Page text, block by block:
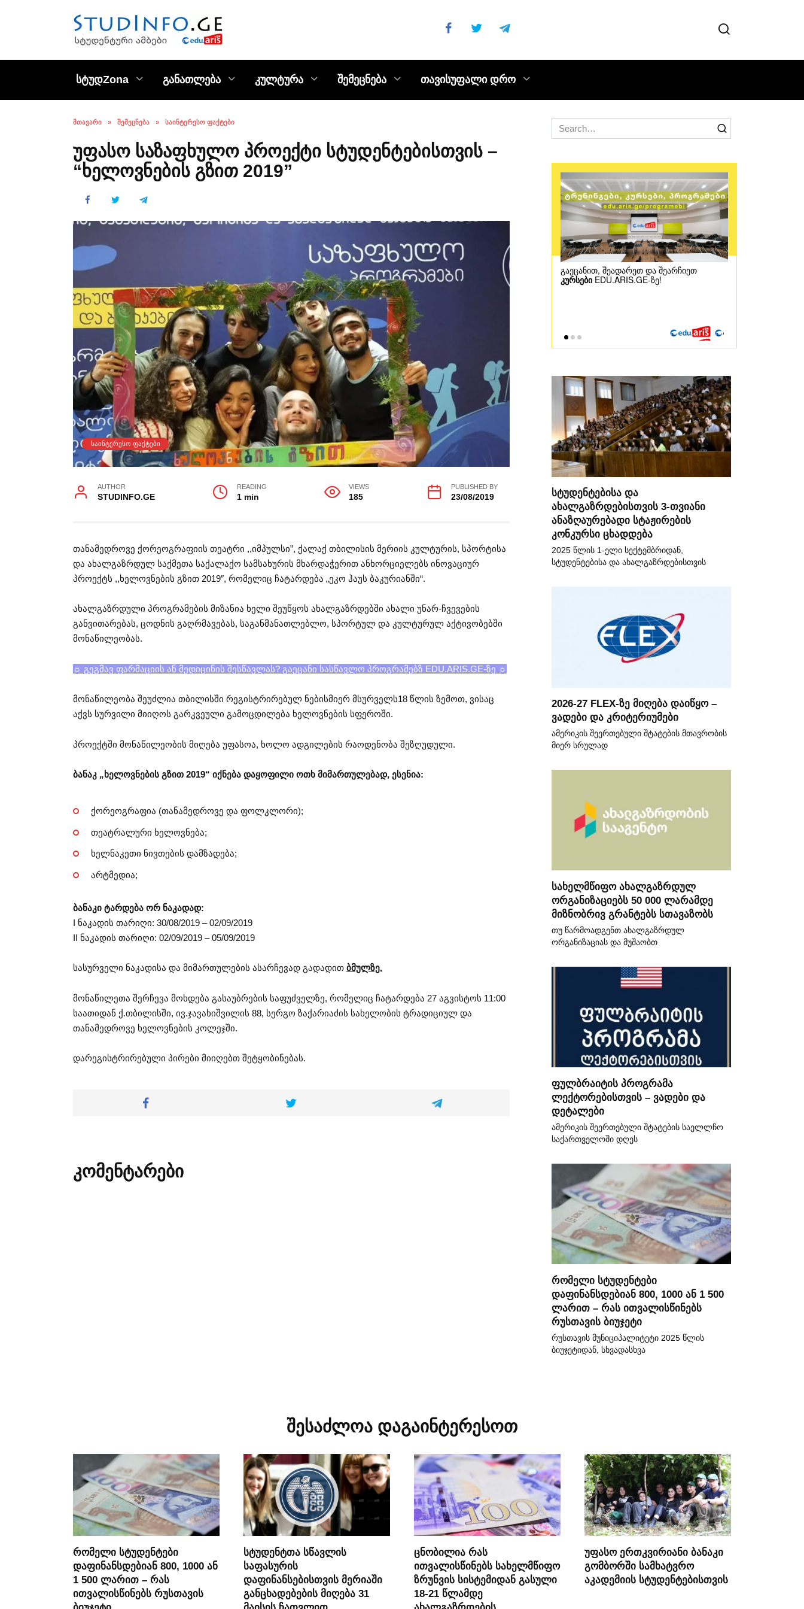
სტუდZona განათლება კულტურა შემეცნება თავისუფალი დრო
ᲛᲗᲐᲕᲐᲠᲘ » ᲨᲔᲛᲔᲪᲜᲔᲑᲐ » ᲡᲐᲘᲜᲢᲔᲠᲔᲡᲝ ᲤᲐᲥᲢᲔᲑᲘ
უფასო საზაფხულო პროექტი სტუდენტებისთვის –
“ხელოვნების გზით 2019”
ᲡᲐᲘᲜᲢᲔᲠᲔᲡᲝ ᲤᲐᲥᲢᲔᲑᲘ
AUTHOR
STUDINFO.GE
READING
1 min
VIEWS
185
PUBLISHED BY
23/08/2019
თანამედროვე ქორეოგრაფიის თეატრი ,,იმპულსი”, ქალაქ თბილისის მერიის კულტურის, სპორტისა
და ახალგაზრდულ საქმეთა საქალაქო სამსახურის მხარდაჭერით ანხორციელებს ინოვაციურ
პროექტს ,,ხელოვნების გზით 2019″, რომელიც ჩატარდება „ეკო ჰაუს ბაკურიანში“.
ახალგაზრდული პროგრამების მიზანია ხელი შეუწყოს ახალგაზრდებში ახალი უნარ-ჩვევების
განვითარებას, ცოდნის გაღრმავებას, საგანმანათლებლო, სპორტულ და კულტურულ აქტივობებში
მონაწილეობას.
☼ გეგმავ ფარმაციის ან მედიცინის შესწავლას? გაეცანი სასწავლო პროგრამებზ EDU.ARIS.GE-ზე ☼
მონაწილეობა შეუძლია თბილისში რეგისტრირებულ ნებისმიერ მსურველს18 წლის ზემოთ, ვისაც
აქვს სურვილი მიიღოს გარკვეული გამოცდილება ხელოვნების სფეროში.
პროექტში მონაწილეობის მიღება უფასოა, ხოლო ადგილების რაოდენობა შეზღუდული.
ბანაკ „ხელოვნების გზით 2019“ იქნება დაყოფილი ოთხ მიმართულებად, ესენია:
ქორეოგრაფია (თანამედროვე და ფოლკლორი);
თეატრალური ხელოვნება;
ხელნაკეთი ნივთების დამზადება;
არტმედია;
ბანაკი ტარდება ორ ნაკადად:
I ნაკადის თარიღი: 30/08/2019 – 02/09/2019
II ნაკადის თარიღი: 02/09/2019 – 05/09/2019
სასურველი ნაკადისა და მიმართულების ასარჩევად გადადით ბმულზე.
მონაწილეთა შერჩევა მოხდება გასაუბრების საფუძველზე, რომელიც ჩატარდება 27 აგვისტოს 11:00
საათიდან ქ.თბილისში, ივ.ჯავახიშვილის 88, სერგო ზაქარიაძის სახელობის ტრადიციულ და
თანამედროვე ხელოვნების კოლეჯში.
დარეგისტრირებული პირები მიიღებთ შეტყობინებას.
კომენტარები
Search
for:
სტუდენტებისა და
ახალგაზრდებისთვის 3-თვიანი
ანაზღაურებადი სტაჟირების
კონკურსი ცხადდება
2025 წლის 1-ელი სექტემბრიდან,
სტუდენტებისა და ახალგაზრდებისთვის
2026-27 FLEX-ზე მიღება დაიწყო –
ვადები და კრიტერიუმები
ამერიკის შეერთებული შტატების მთავრობის
მიერ სრულად
სახელმწიფო ახალგაზრდულ
ორგანიზაციებს 50 000 ლარამდე
მიზნობრივ გრანტებს სთავაზობს
თუ წარმოადგენთ ახალგაზრდულ
ორგანიზაციას და მუშაობთ
ფულბრაიტის პროგრამა
ლექტორებისთვის – ვადები და
დეტალები
ამერიკის შეერთებული შტატების საელლჩო
საქართველოში დღეს
რომელი სტუდენტები
დაფინანსდებიან 800, 1000 ან 1 500
ლარით – რას ითვალისწინებს
რუსთავის ბიუჯეტი
რუსთავის მუნიციპალიტეტი 2025 წლის
ბიუჯეტიდან, სხვადასხვა
შესაძლოა დაგაინტერესოთ
რომელი სტუდენტები
დაფინანსდებიან 800, 1000 ან
1 500 ლარით – რას
ითვალისწინებს რუსთავის
სტუდენტთა სწავლის
საფასურის
დაფინანსებისთვის მერიაში
განცხადებების მიღება 31
ცნობილია რას
ითვალისწინებს სახელმწიფო
ზრუნვის სისტემიდან გასული
18-21 წლამდე
უფასო ერთკვირიანი ბანაკი
გომბორში სამხატვრო
აკადემიის სტუდენტებისთვის